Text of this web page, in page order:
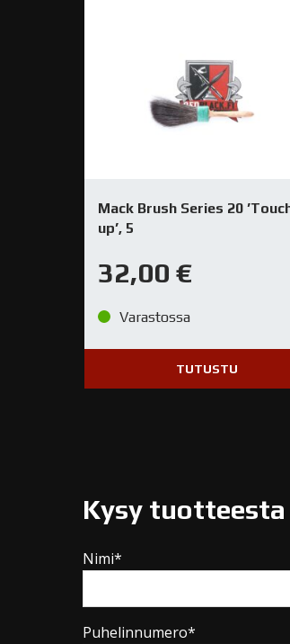
Mack Brush Series 20
up’, 5
32,00 €
Varastossa
TUTUSTU
Kysy
Nimi*
Puhelinnumero*